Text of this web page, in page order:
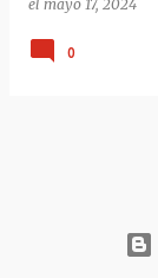
el mayo 17, 2024
0